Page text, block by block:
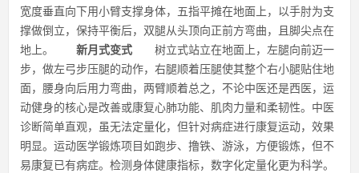
宽度垂直向下用小臂支撑身体，五指平摊在地面上，以手肘为支
撑做倒立，保持平衡后，双腿从头顶向正前方弯曲，且脚尖点在
地上。 新月式变式 树立式站立在地面上，左腿向前迈一
步，做左弓步压腿的动作，右腿顺着压腿使其整个右小腿贴住地
面，腰身向后用力弯曲，两臂顺着总之，不论中医还是西医，运
动健身的核心是改善或康复心肺功能、肌肉力量和柔韧性。中医
诊断简单直观，虽无法定量化，但针对病症进行康复运动，效果
明显。运动医学锻炼项目如跑步、撸铁、游泳，方便锻炼，但不
易康复已有病症。检测身体健康指标，数字化定量化更为科学。